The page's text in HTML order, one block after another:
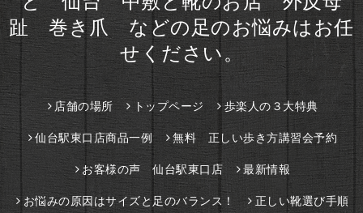
趾 巻き爪 などの足のお悩みはお任
せください。
店舗の場所 トップページ 歩楽人の３大特典
仙台駅東口店商品一例 無料 正しい歩き方講習会予約
お客様の声 仙台駅東口店 最新情報
お悩みの原因はサイズと足のバランス！ 正しい靴選び手順